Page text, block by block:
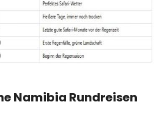
Namibia Rundreisen